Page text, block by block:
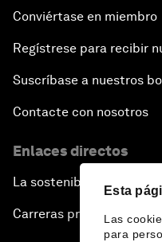
Esta
Las
para
Conviértase en miembro
Regístrese para recibir
Suscríbase a nuestros
Contacte con nosotros
Enlaces directos
La sostenibilidad en el
Carreras profesionales